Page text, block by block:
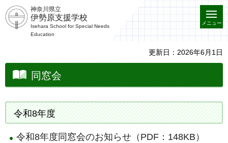
神奈川県立
伊勢原支援学校
Isehara School for Special Needs
Education
メニュー
更新日：2026年6月1日
同窓会
令和8年度
令和8年度同窓会のお知らせ（PDF：148KB）